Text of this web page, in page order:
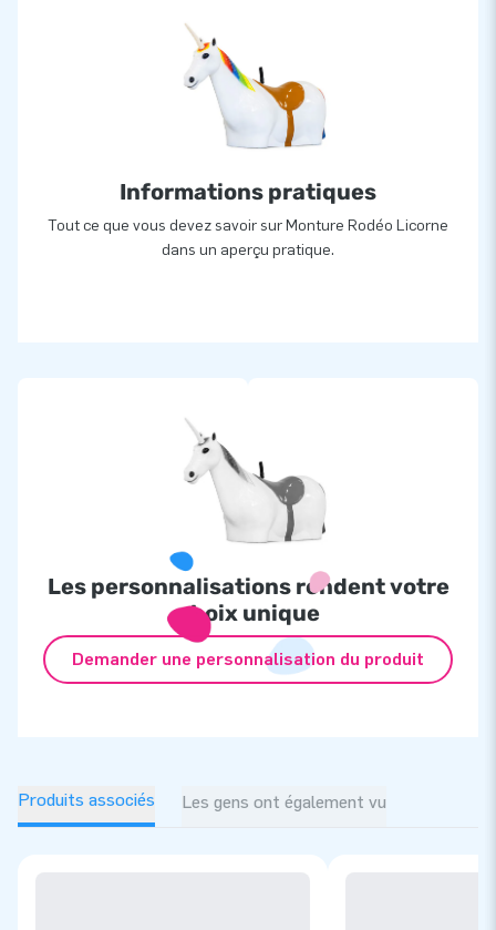
Informations pratiques
Tout ce que vous devez savoir sur Monture Rodéo Licorne
dans un aperçu pratique.
Les personnalisations rendent votre
choix unique
Demander une personnalisation du produit
Produits associés Les gens ont également vu